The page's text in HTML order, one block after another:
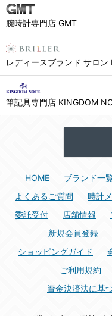
腕時計専門店 GMT
レディースブランド サロン
筆記具専門店 KINGDOM
HOME ブランド一
よくあるご質問
時計
委託受付
店舗情報
新規会員登録
ショッピングガイド
ご利用規約
資金決済法に基